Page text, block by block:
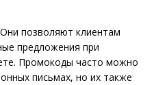
позволяют клиентам
предложения при
Промокоды часто можно
письмах, но их также